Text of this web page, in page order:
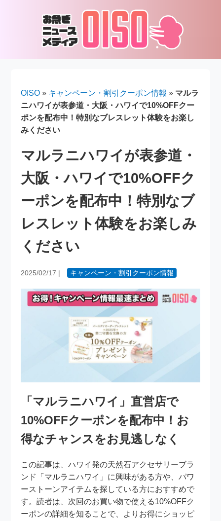
OISO » キャンペーン・割引クーポン情報 » マルラ
ニハワイが表参道・大阪・ハワイで10%OFFクー
ポンを配布中！特別なブレスレット体験をお楽し
みください
マルラニハワイが表参道・
大阪・ハワイで10%OFFク
ーポンを配布中！特別なブ
レスレット体験をお楽しみ
ください
2025/02/17 | キャンペーン・割引クーポン情報
「マルラニハワイ」直営店で
10%OFFクーポンを配布中！お
得なチャンスをお見逃しなく
この記事は、ハワイ発の天然石アクセサリーブラ
ンド「マルラニハワイ」に興味がある方や、パワ
ーストーンアイテムを探している方におすすめで
す。読者は、次回のお買い物で使える10%OFFク
ーポンの詳細を知ることで、よりお得にショッピ